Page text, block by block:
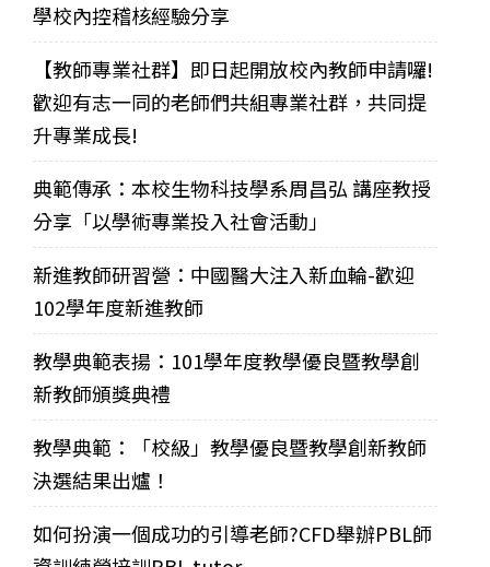
學校內控稽核經驗分享
【教師專業社群】即日起開放校內教師申請囉!
歡迎有志一同的老師們共組專業社群，共同提
升專業成長!
典範傳承：本校生物科技學系周昌弘 講座教授
分享「以學術專業投入社會活動」
新進教師研習營：中國醫大注入新血輪-歡迎
102學年度新進教師
教學典範表揚：101學年度教學優良暨教學創
新教師頒獎典禮
教學典範：「校級」教學優良暨教學創新教師
決選結果出爐！
如何扮演一個成功的引導老師?CFD舉辦PBL師